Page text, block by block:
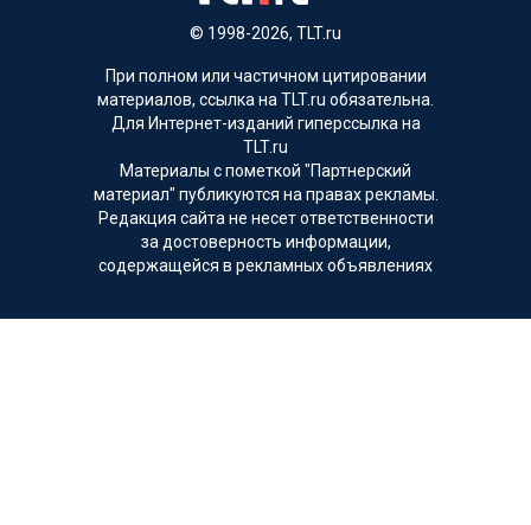
© 1998-2026, TLT.ru
При полном или частичном цитировании
материалов, ссылка на TLT.ru обязательна.
Для Интернет-изданий гиперссылка на
TLT.ru
Материалы с пометкой "Партнерский
материал" публикуются на правах рекламы.
Редакция сайта не несет ответственности
за достоверность информации,
содержащейся в рекламных объявлениях